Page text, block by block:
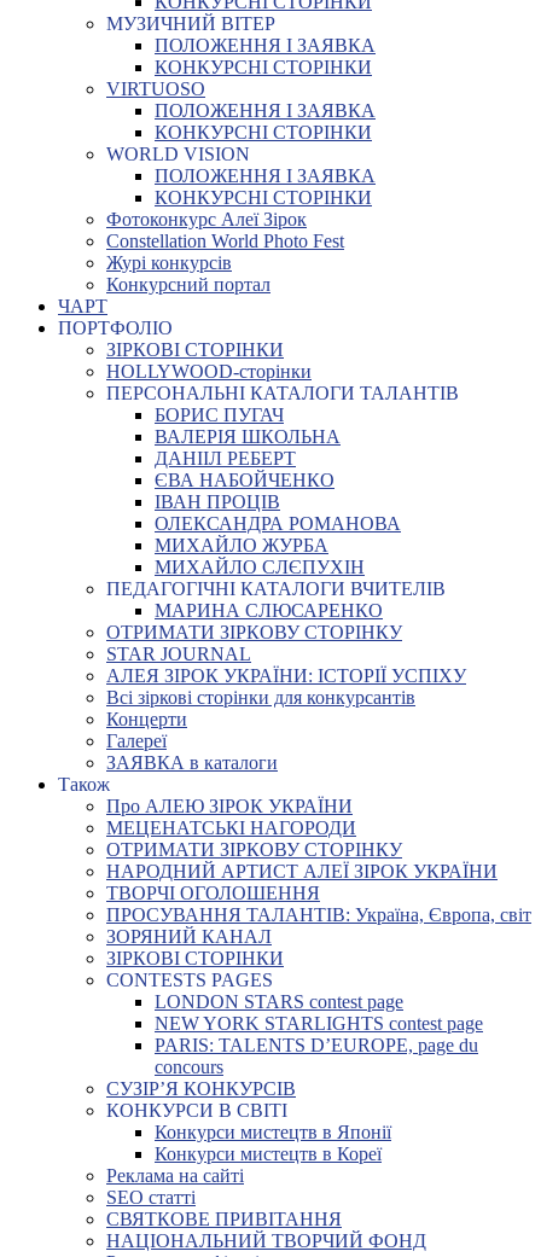
МУЗИЧНИЙ ВІТЕР
ПОЛОЖЕННЯ І ЗАЯВКА
КОНКУРСНІ СТОРІНКИ
VIRTUOSO
ПОЛОЖЕННЯ І ЗАЯВКА
КОНКУРСНІ СТОРІНКИ
WORLD VISION
ПОЛОЖЕННЯ І ЗАЯВКА
КОНКУРСНІ СТОРІНКИ
Фотоконкурс Алеї Зірок
Constellation World Photo Fest
Журі конкурсів
Конкурсний портал
ЧАРТ
ПОРТФОЛІО
ЗІРКОВІ СТОРІНКИ
HOLLYWOOD-сторінки
ПЕРСОНАЛЬНІ КАТАЛОГИ ТАЛАНТІВ
БОРИС ПУГАЧ
ВАЛЕРІЯ ШКОЛЬНА
ДАНІІЛ РЕБЕРТ
ЄВА НАБОЙЧЕНКО
ІВАН ПРОЦІВ
ОЛЕКСАНДРА РОМАНОВА
МИХАЙЛО ЖУРБА
МИХАЙЛО СЛЄПУХІН
ПЕДАГОГІЧНІ КАТАЛОГИ ВЧИТЕЛІВ
МАРИНА СЛЮСАРЕНКО
ОТРИМАТИ ЗІРКОВУ СТОРІНКУ
STAR JOURNAL
АЛЕЯ ЗІРОК УКРАЇНИ: ІСТОРІЇ УСПІХУ
Всі зіркові сторінки для конкурсантів
Концерти
Галереї
ЗАЯВКА в каталоги
Також
Про АЛЕЮ ЗІРОК УКРАЇНИ
МЕЦЕНАТСЬКІ НАГОРОДИ
ОТРИМАТИ ЗІРКОВУ СТОРІНКУ
НАРОДНИЙ АРТИСТ АЛЕЇ ЗІРОК УКРАЇНИ
ТВОРЧІ ОГОЛОШЕННЯ
ПРОСУВАННЯ ТАЛАНТІВ: Україна, Європа, світ
ЗОРЯНИЙ КАНАЛ
ЗІРКОВІ СТОРІНКИ
CONTESTS PAGES
LONDON STARS contest page
NEW YORK STARLIGHTS contest page
PARIS: TALENTS D’EUROPE, page du
concours
СУЗІР’Я КОНКУРСІВ
КОНКУРСИ В СВІТІ
Конкурси мистецтв в Японії
Конкурси мистецтв в Кореї
Реклама на сайті
SEO статті
СВЯТКОВЕ ПРИВІТАННЯ
НАЦІОНАЛЬНИЙ ТВОРЧИЙ ФОНД